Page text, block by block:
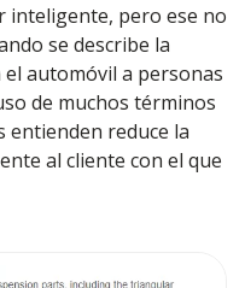
inteligente, pero ese no
se describe la
automóvil a personas
de muchos términos
entienden reduce la
al cliente con el que